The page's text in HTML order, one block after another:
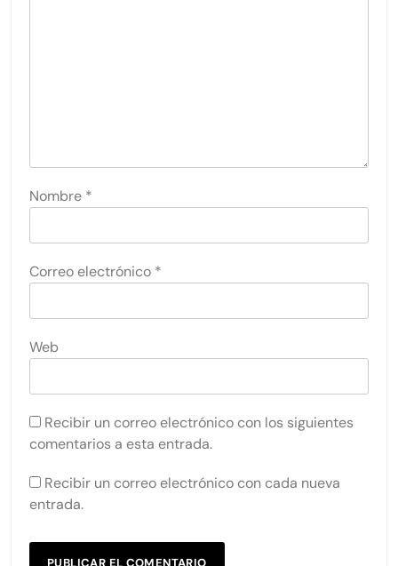
Nombre *
Correo electrónico *
Web
Recibir un correo electrónico con los siguientes
comentarios a esta entrada.
Recibir un correo electrónico con cada nueva
entrada.